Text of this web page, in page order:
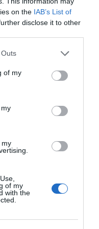
on the IAB’s List of
disclose it to other
of my
my
of my
with the
previamente y
escaparates hemos
desgracia la
del local. Esta
de la marca.
siguiente paso es
en cuenta
el oído. Que el cliente
la venta y a que viva
sonrisa: la imagen
parte del visual